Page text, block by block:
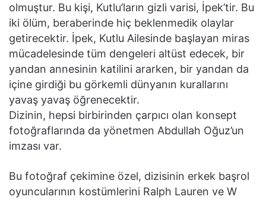
olmuştur. Bu kişi, Kutlu’ların gizli varisi, İpek’tir. Bu
iki ölüm, beraberinde hiç beklenmedik olaylar
getirecektir. İpek, Kutlu Ailesinde başlayan miras
mücadelesinde tüm dengeleri altüst edecek, bir
yandan annesinin katilini ararken, bir yandan da
içine girdiği bu görkemli dünyanın kurallarını
yavaş yavaş öğrenecektir.
Dizinin, hepsi birbirinden çarpıcı olan konsept
fotoğraflarında da yönetmen Abdullah Oğuz’un
imzası var.
Bu fotoğraf çekimine özel, dizisinin erkek başrol
oyuncularının kostümlerini Ralph Lauren ve W